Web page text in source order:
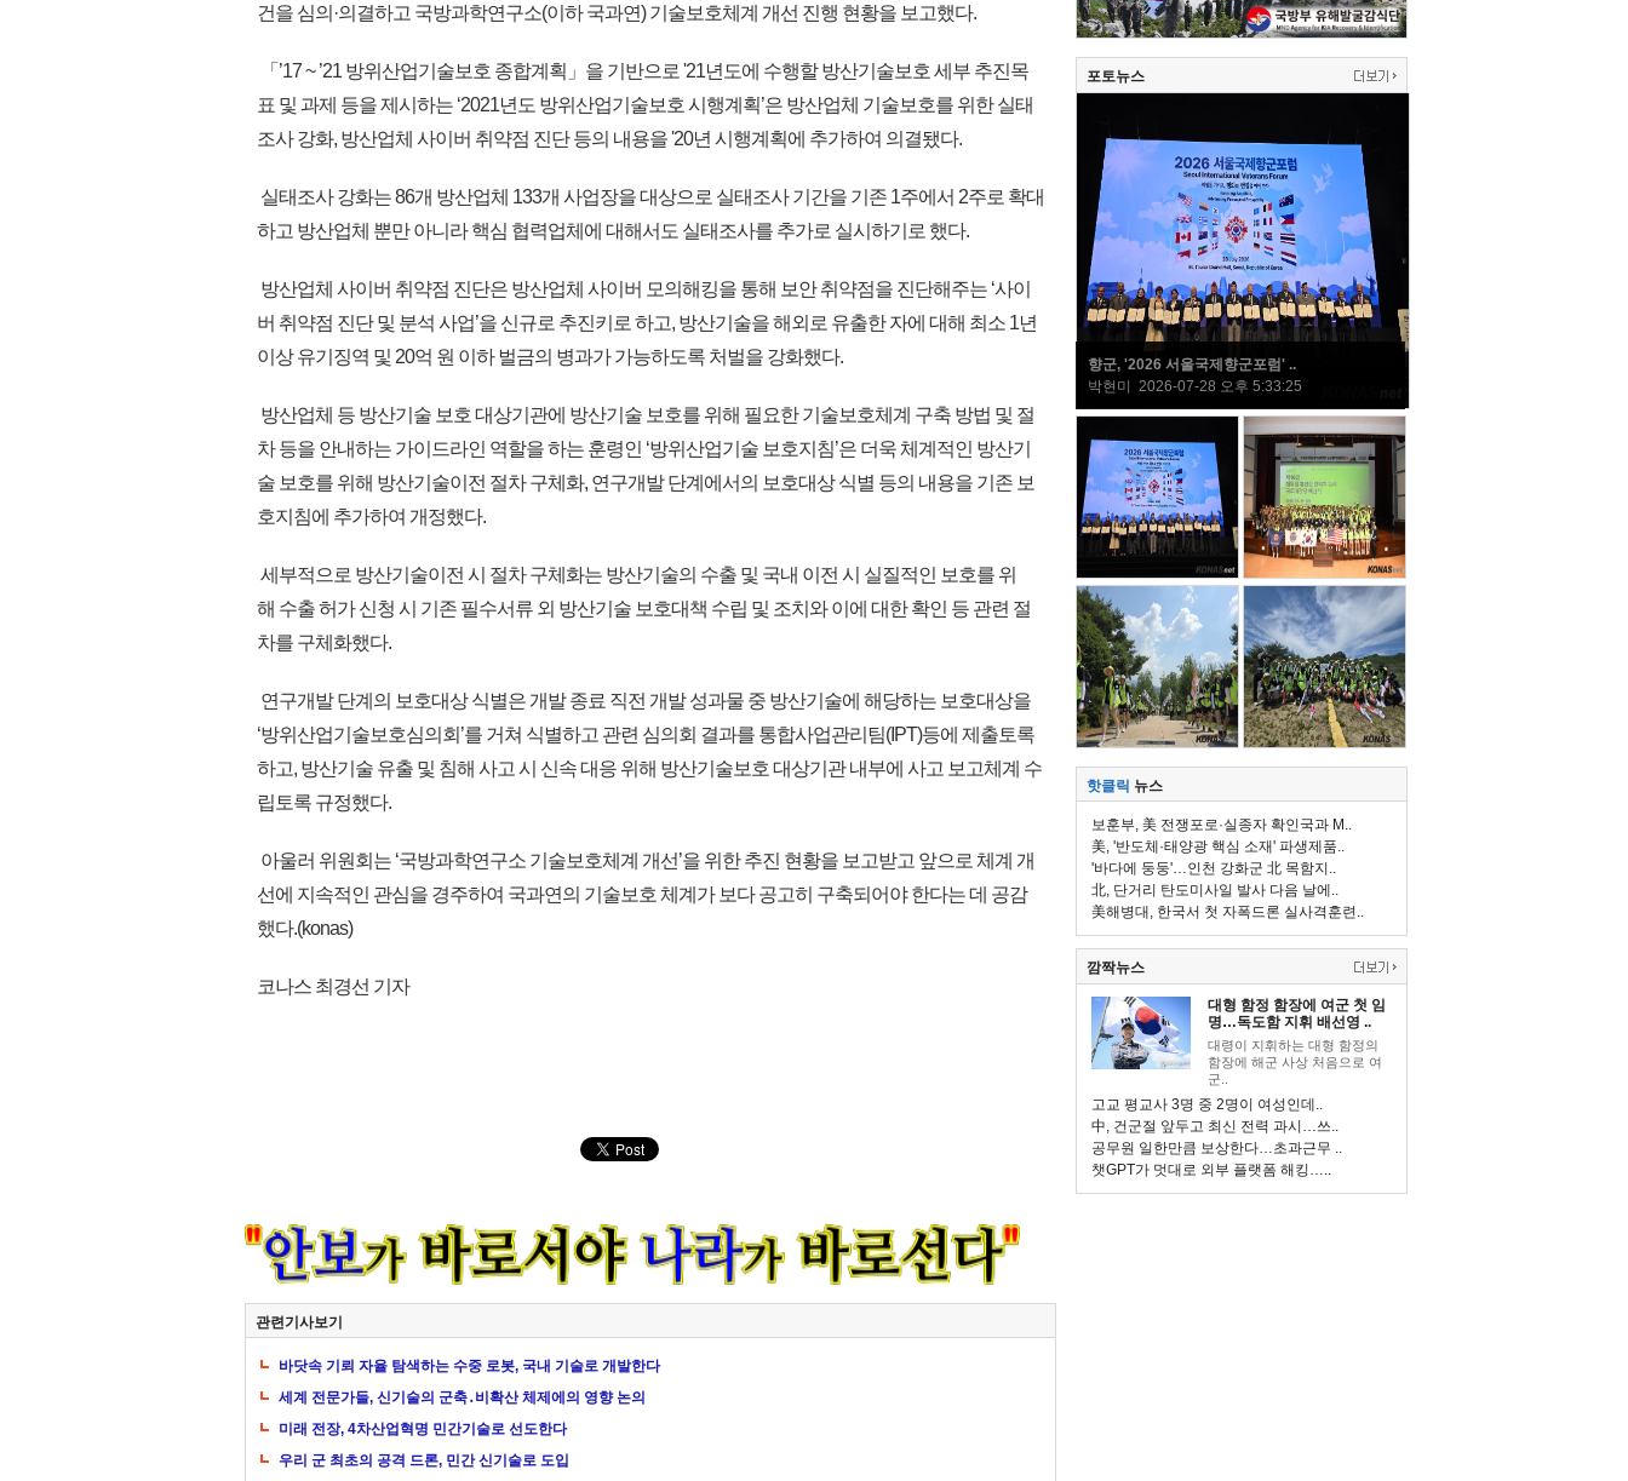
건을 심의·의결하고 국방과학연구소(이하 국과연) 기술보호체계 개선 진행 현황을 보고했다.
「’17 ~ ’21 방위산업기술보호 종합계획」을 기반으로 '21년도에 수행할 방산기술보호 세부 추진목
표 및 과제 등을 제시하는 ‘2021년도 방위산업기술보호 시행계획’은 방산업체 기술보호를 위한 실태
조사 강화, 방산업체 사이버 취약점 진단 등의 내용을 '20년 시행계획에 추가하여 의결됐다.
실태조사 강화는 86개 방산업체 133개 사업장을 대상으로 실태조사 기간을 기존 1주에서 2주로 확대
하고 방산업체 뿐만 아니라 핵심 협력업체에 대해서도 실태조사를 추가로 실시하기로 했다.
방산업체 사이버 취약점 진단은 방산업체 사이버 모의해킹을 통해 보안 취약점을 진단해주는 ‘사이
버 취약점 진단 및 분석 사업’을 신규로 추진키로 하고, 방산기술을 해외로 유출한 자에 대해 최소 1년
이상 유기징역 및 20억 원 이하 벌금의 병과가 가능하도록 처벌을 강화했다.
방산업체 등 방산기술 보호 대상기관에 방산기술 보호를 위해 필요한 기술보호체계 구축 방법 및 절
차 등을 안내하는 가이드라인 역할을 하는 훈령인 ‘방위산업기술 보호지침’은 더욱 체계적인 방산기
술 보호를 위해 방산기술이전 절차 구체화, 연구개발 단계에서의 보호대상 식별 등의 내용을 기존 보
호지침에 추가하여 개정했다.
세부적으로 방산기술이전 시 절차 구체화는 방산기술의 수출 및 국내 이전 시 실질적인 보호를 위
해 수출 허가 신청 시 기존 필수서류 외 방산기술 보호대책 수립 및 조치와 이에 대한 확인 등 관련 절
차를 구체화했다.
연구개발 단계의 보호대상 식별은 개발 종료 직전 개발 성과물 중 방산기술에 해당하는 보호대상을
‘방위산업기술보호심의회’를 거쳐 식별하고 관련 심의회 결과를 통합사업관리팀(IPT)등에 제출토록
하고, 방산기술 유출 및 침해 사고 시 신속 대응 위해 방산기술보호 대상기관 내부에 사고 보고체계 수
립토록 규정했다.
아울러 위원회는 ‘국방과학연구소 기술보호체계 개선’을 위한 추진 현황을 보고받고 앞으로 체계 개
선에 지속적인 관심을 경주하여 국과연의 기술보호 체계가 보다 공고히 구축되어야 한다는 데 공감
했다.(konas)
코나스 최경선 기자
관련기사보기
바닷속 기뢰 자율 탐색하는 수중 로봇, 국내 기술로 개발한다
세계 전문가들, 신기술의 군축․비확산 체제에의 영향 논의
미래 전장, 4차산업혁명 민간기술로 선도한다
우리 군 최초의 공격 드론, 민간 신기술로 도입
포토뉴스
향군, '2026 서울국제향군포럼' ..
박현미 2026-07-28 오후 5:33:25
핫클릭 뉴스
보훈부, 美 전쟁포로·실종자 확인국과 M..
美, '반도체·태양광 핵심 소재' 파생제품..
'바다에 둥둥'…인천 강화군 北 목함지..
北, 단거리 탄도미사일 발사 다음 날에..
美해병대, 한국서 첫 자폭드론 실사격훈련..
깜짝뉴스
대형 함정 함장에 여군 첫 임
명…독도함 지휘 배선영 ..
대령이 지휘하는 대형 함정의
함장에 해군 사상 처음으로 여
군..
고교 평교사 3명 중 2명이 여성인데..
中, 건군절 앞두고 최신 전력 과시…쓰..
공무원 일한만큼 보상한다…초과근무 ..
챗GPT가 멋대로 외부 플랫폼 해킹…..